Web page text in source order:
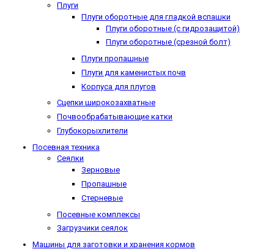
Плуги
Плуги оборотные для гладкой вспашки
Плуги оборотные (с гидрозащитой)
Плуги оборотные (срезной болт)
Плуги пропашные
Плуги для каменистых почв
Корпуса для плугов
Сцепки широкозахватные
Почвообрабатывающие катки
Глубокорыхлители
Посевная техника
Сеялки
Зерновые
Пропашные
Стерневые
Посевные комплексы
Загрузчики сеялок
Машины для заготовки и хранения кормов